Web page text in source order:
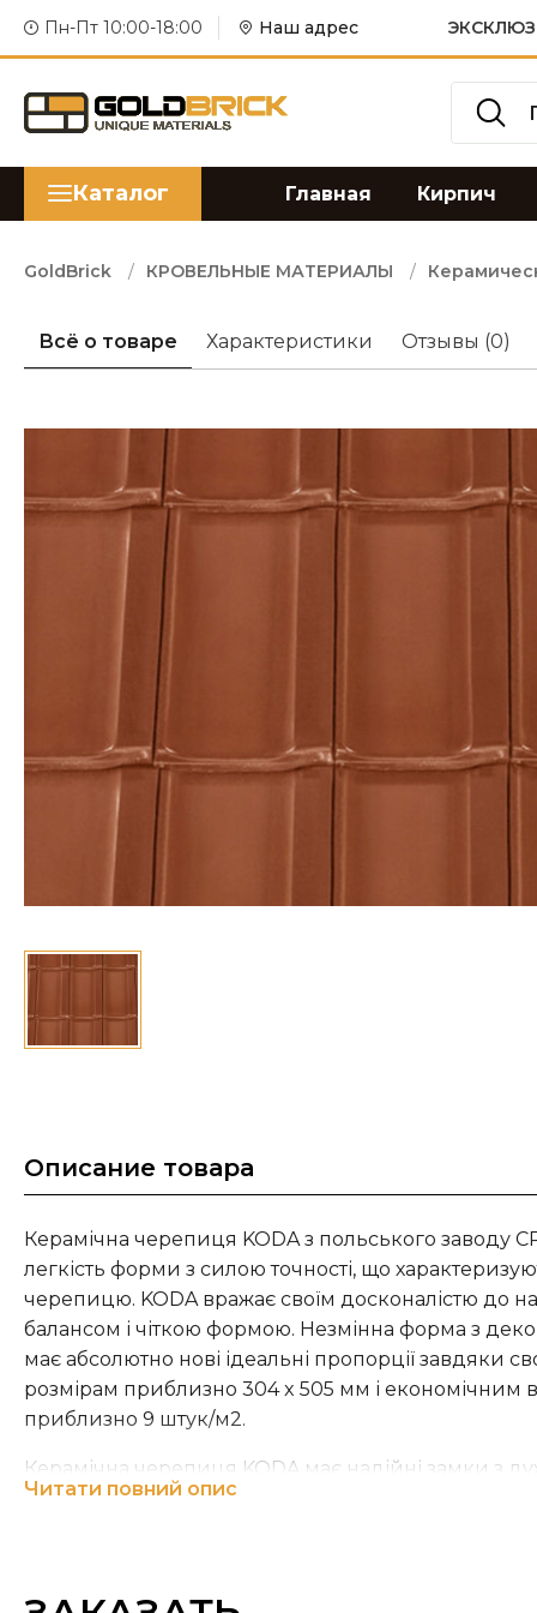
Пн-Пт 10:00-18:00 Наш адрес
Каталог Главная Кирпич
GoldBrick КРОВЕЛЬНЫЕ МАТЕРИАЛЫ
Всё о товаре Характеристики Отзывы (0)
Описание товара
Керамічна черепиця KODA з польського заводу
легкість форми з силою точності, що
черепицю. KODA вражає своїм досконалістю до
балансом і чіткою формою. Незмінна форма з
має абсолютно нові ідеальні пропорції завдяки
розмірам приблизно 304 x 505 мм і економічним
приблизно 9 штук/м2.
Керамічна черепиця KODA має надійні замки з
герметичності та систему водовідведення з
Читати повний опис